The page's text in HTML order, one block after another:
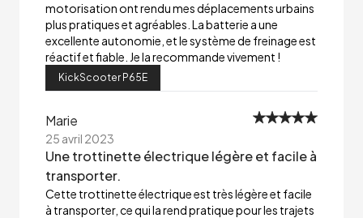
motorisation ont rendu mes déplacements urbains
plus pratiques et agréables. La batterie a une
excellente autonomie, et le système de freinage est
réactif et fiable. Je la recommande vivement !
KickScooter P65E
Marie
25 avril 2023
Une trottinette électrique légère et facile à
transporter.
Cette trottinette électrique est très légère et facile
à transporter, ce qui la rend pratique pour les trajets